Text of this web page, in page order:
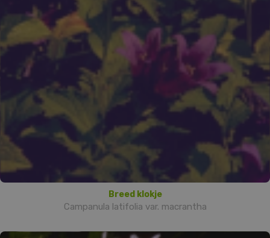
Breed klokje
Campanula latifolia var. macrantha